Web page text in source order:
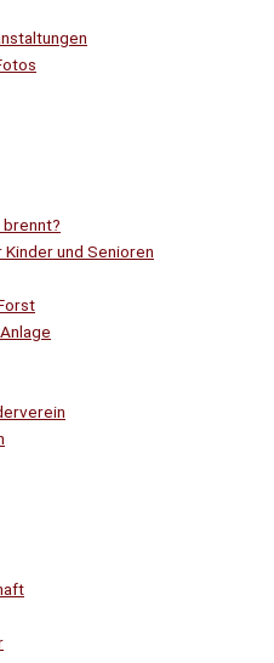
brennt?
und Senioren